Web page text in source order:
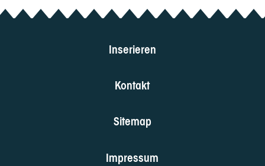
Inserieren
Kontakt
Sitemap
Impressum